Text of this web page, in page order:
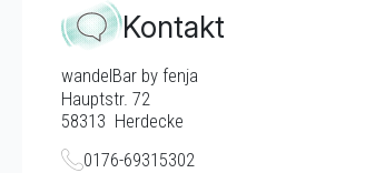
Kontakt
wandelBar by fenja
Hauptstr. 72
58313 Herdecke
0176-69315302